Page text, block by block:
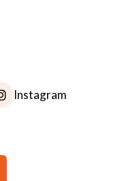
Instagram